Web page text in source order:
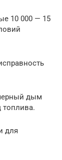
10 000 — 15
дым
для